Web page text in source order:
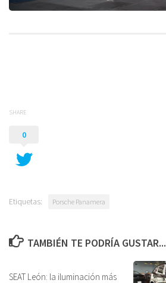
SHARE
0
Etiquetas: Porsche Panamera
TAMBIÉN TE PODRÍA GUSTAR...
SEAT León: la iluminación más